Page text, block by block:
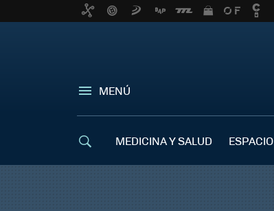
MENÚ
MEDICINA Y SALUD ESPACIO